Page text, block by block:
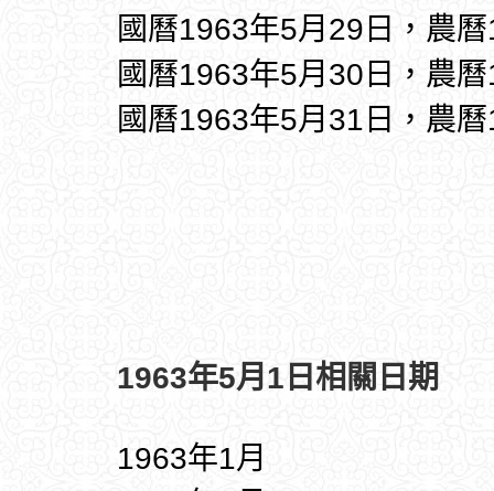
國曆1963年5月29日，農
國曆1963年5月30日，農
國曆1963年5月31日，農
1963年5月1日相關日期
1963年1月